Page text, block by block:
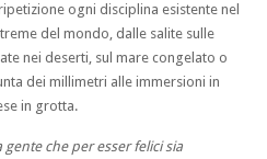
ogni disciplina esistente nel
del mondo, dalle salite sulle
nei deserti, sul mare congelato o
dei millimetri alle immersioni in
in grotta.
gente che per esser felici sia